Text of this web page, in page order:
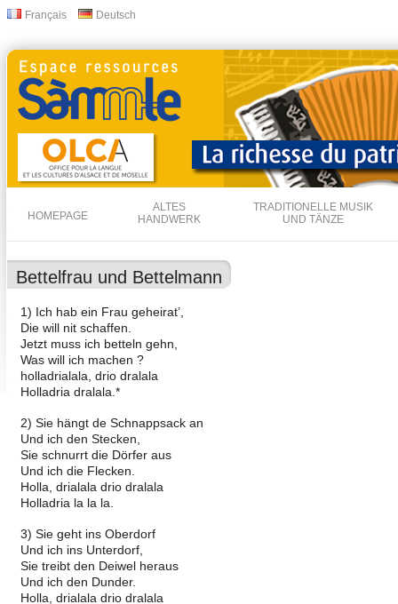
Français Deutsch
HOMEPAGE
ALTES
HANDWERK
TRADITIONELLE MUSIK
UND TÄNZE
Bettelfrau und Bettelmann
1) Ich hab ein Frau geheirat’,
Die will nit schaffen.
Jetzt muss ich betteln gehn,
Was will ich machen ?
holladrialala, drio dralala
Holladria dralala.*
2) Sie hängt de Schnappsack an
Und ich den Stecken,
Sie schnurrt die Dörfer aus
Und ich die Flecken.
Holla, drialala drio dralala
Holladria la la la.
3) Sie geht ins Oberdorf
Und ich ins Unterdorf,
Sie treibt den Deiwel heraus
Und ich den Dunder.
Holla, drialala drio dralala